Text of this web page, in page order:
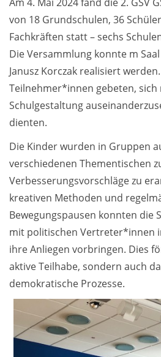
von 18 Grundschulen, 36
Fachkräften statt – sechs
Die Versammlung konnte m Saal
Janusz Korczak realisiert
Teilnehmer*innen gebeten, sich
Schulgestaltung
dienten.
Die Kinder wurden in Gruppen
verschiedenen Thementischen
Verbesserungsvorschläge zu
kreativen Methoden und
Bewegungspausen konnten die
mit politischen Vertreter*innen
ihre Anliegen vorbringen. Dies
aktive Teilhabe, sondern auch
demokratische Prozesse.